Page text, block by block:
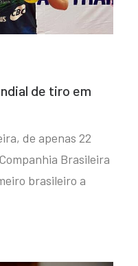
de tiro em
de apenas 22
Brasileira
brasileiro a